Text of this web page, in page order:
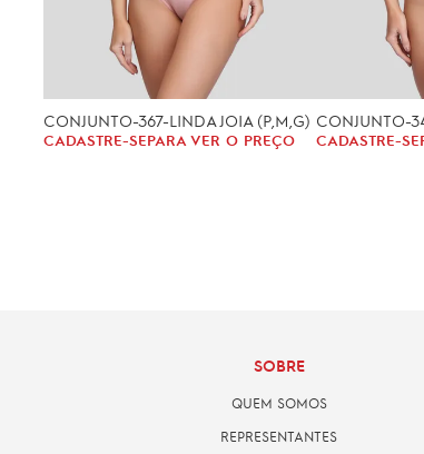
CONJUNTO-367-LINDA JOIA (P,M,G)
CADASTRE-SEPARA VER O PREÇO
CONJUNTO-
CADASTRE-SE
SOBRE
QUEM SOMOS
REPRESENTANTES